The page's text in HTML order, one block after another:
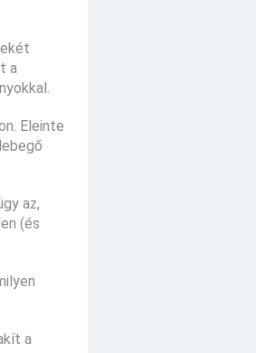
a
Eleinte
az,
(és
a